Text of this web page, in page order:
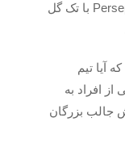
رسید. در این باره باید بگوییم که تیم فوتبال Persepolis با تک گل
آیا تیم
افراد به
جالب بزرگان